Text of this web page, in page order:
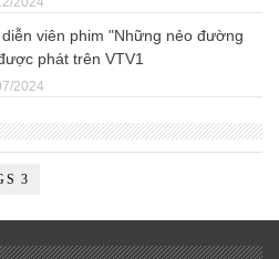
viên phim "Những nẻo đường
phát trên VTV1
2024
3